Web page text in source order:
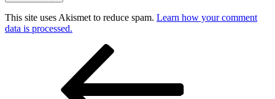
This site uses Akismet to reduce spam. Learn how your comment
data is processed.